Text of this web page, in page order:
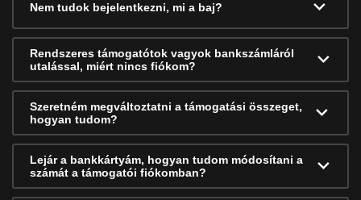
Nem tudok bejelentkezni, mi a baj?
Rendszeres támogatótok vagyok bankszámláról
utalással, miért nincs fiókom?
Szeretném megváltoztatni a támogatási összeget,
hogyan tudom?
Lejár a bankkártyám, hogyan tudom módosítani a
számát a támogatói fiókomban?